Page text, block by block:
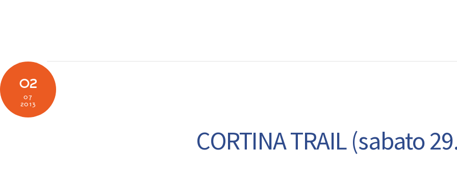
02
07
2013
CORTINA TRAIL (sabato